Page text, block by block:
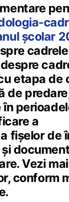
școlar
etapa de
de
a
fişelor de
Vezi
conform